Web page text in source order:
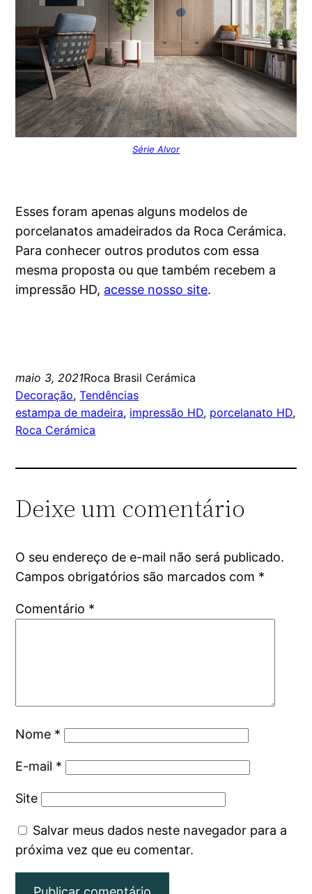
Série Alvor
Esses foram apenas alguns modelos de
porcelanatos amadeirados da Roca Cerámica.
Para conhecer outros produtos com essa
mesma proposta ou que também recebem a
impressão HD, acesse nosso site.
maio 3, 2021Roca Brasil Cerámica
Decoração, Tendências
estampa de madeira, impressão HD, porcelanato HD
Roca Cerámica
Deixe um comentário
O seu endereço de e-mail não será publicado.
Campos obrigatórios são marcados com *
Comentário *
Nome *
E-mail *
Site
Salvar meus dados neste navegador para a
próxima vez que eu comentar.